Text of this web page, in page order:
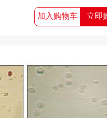
加入购物车 立即